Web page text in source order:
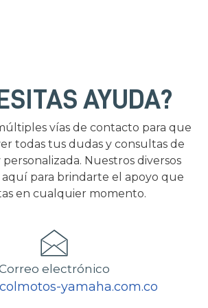
AYUDA?
vías de contacto para que
todas tus dudas y consultas de
personalizada. Nuestros diversos
aquí para brindarte el apoyo que
en cualquier momento.
electrónico
yamaha.com.co